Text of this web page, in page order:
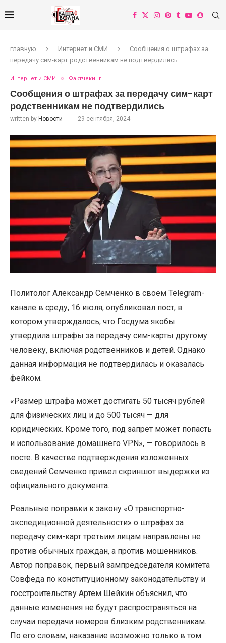
главную Интернет и СМИ
Сообщения о штрафах за
передачу сим-карт родственникам не подтвердились
Интернет и СМИ Фактчекинг
Сообщения о штрафах за передачу сим-карт
родственникам не подтвердились
written by Новости 29 сентября, 2024
Политолог Александр Семченко в своем Telegram-
канале в среду, 16 июля, опубликовал пост, в
котором утверждалось, что Госдума якобы
утвердила штрафы за передачу сим-карты другому
человеку, включая родственников и детей. Однако
данная информация не подтвердилась и оказалась
фейком.
«Размер штрафа может достигать 50 тысяч рублей
для физических лиц и до 500 тысяч — для
юридических. Кроме того, под запрет может попасть
и использование домашнего VPN», — говорилось в
посте. В качестве подтверждения изложенных
сведений Семченко привел скриншот выдержки из
официального документа.
Реальные поправки к закону «О транспортно-
экспедиционной деятельности» о штрафах за
передачу сим-карт третьим лицам направлены не
против обычных граждан, а против мошенников.
Автор поправок, первый зампредседателя комитета
Совфеда по конституционному законодательству и
госстроительству Артем Шейкин объяснил, что
данные изменения не будут распространяться на
случаи передачи номеров близким родственникам.
По его словам, наказание возможно только в том